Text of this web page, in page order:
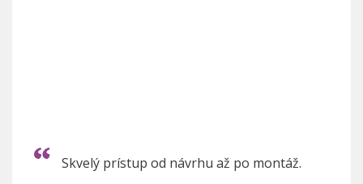
Skvelý prístup od návrhu až po montáž.